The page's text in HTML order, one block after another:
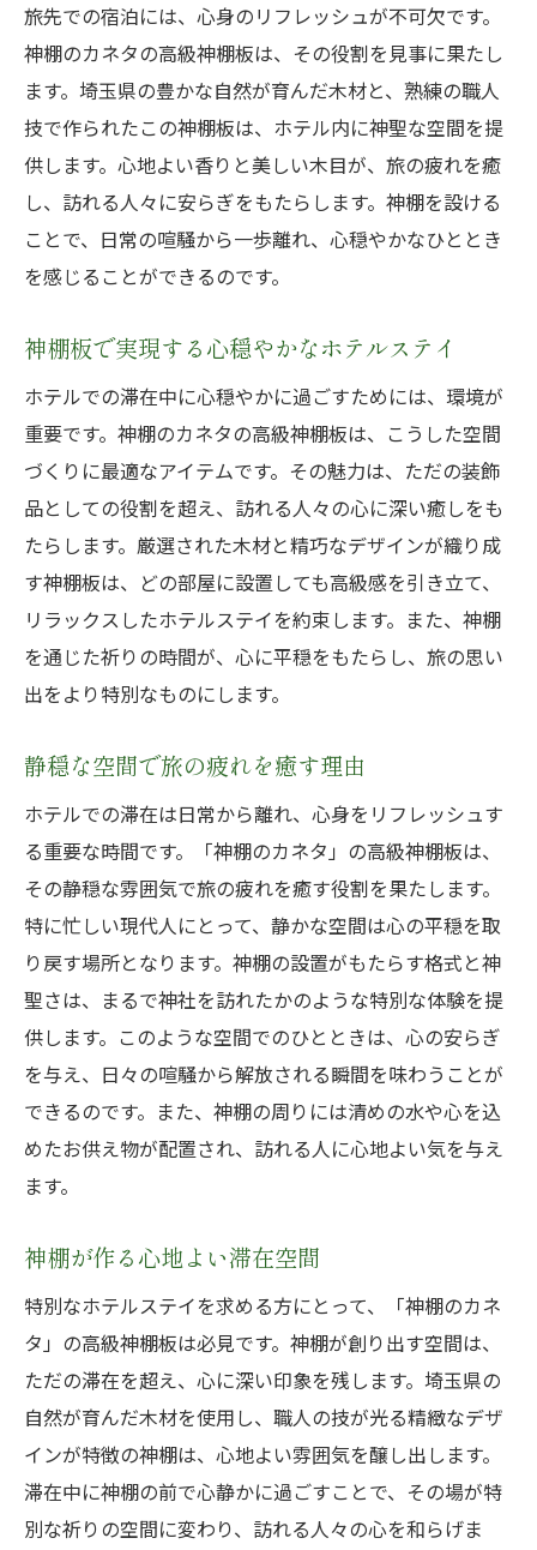
旅先での宿泊には、心身のリフレッシュが不可欠です。
神棚のカネタの高級神棚板は、その役割を見事に果たし
ます。埼玉県の豊かな自然が育んだ木材と、熟練の職人
技で作られたこの神棚板は、ホテル内に神聖な空間を提
供します。心地よい香りと美しい木目が、旅の疲れを癒
し、訪れる人々に安らぎをもたらします。神棚を設ける
ことで、日常の喧騒から一歩離れ、心穏やかなひととき
を感じることができるのです。
神棚板で実現する心穏やかなホテルステイ
ホテルでの滞在中に心穏やかに過ごすためには、環境が
重要です。神棚のカネタの高級神棚板は、こうした空間
づくりに最適なアイテムです。その魅力は、ただの装飾
品としての役割を超え、訪れる人々の心に深い癒しをも
たらします。厳選された木材と精巧なデザインが織り成
す神棚板は、どの部屋に設置しても高級感を引き立て、
リラックスしたホテルステイを約束します。また、神棚
を通じた祈りの時間が、心に平穏をもたらし、旅の思い
出をより特別なものにします。
静穏な空間で旅の疲れを癒す理由
ホテルでの滞在は日常から離れ、心身をリフレッシュす
る重要な時間です。「神棚のカネタ」の高級神棚板は、
その静穏な雰囲気で旅の疲れを癒す役割を果たします。
特に忙しい現代人にとって、静かな空間は心の平穏を取
り戻す場所となります。神棚の設置がもたらす格式と神
聖さは、まるで神社を訪れたかのような特別な体験を提
供します。このような空間でのひとときは、心の安らぎ
を与え、日々の喧騒から解放される瞬間を味わうことが
できるのです。また、神棚の周りには清めの水や心を込
めたお供え物が配置され、訪れる人に心地よい気を与え
ます。
神棚が作る心地よい滞在空間
特別なホテルステイを求める方にとって、「神棚のカネ
タ」の高級神棚板は必見です。神棚が創り出す空間は、
ただの滞在を超え、心に深い印象を残します。埼玉県の
自然が育んだ木材を使用し、職人の技が光る精緻なデザ
インが特徴の神棚は、心地よい雰囲気を醸し出します。
滞在中に神棚の前で心静かに過ごすことで、その場が特
別な祈りの空間に変わり、訪れる人々の心を和らげま